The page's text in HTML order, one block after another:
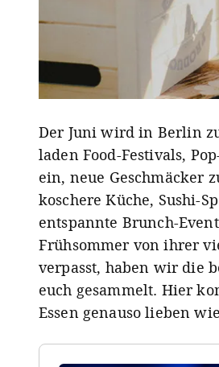
Der Juni wird in Berlin
laden Food-Festivals,
ein, neue Geschmäcker
koschere Küche, Sushi-
entspannte Brunch-
Frühsommer von ihrer
verpasst, haben wir die
euch gesammelt. Hier
Essen genauso lieben